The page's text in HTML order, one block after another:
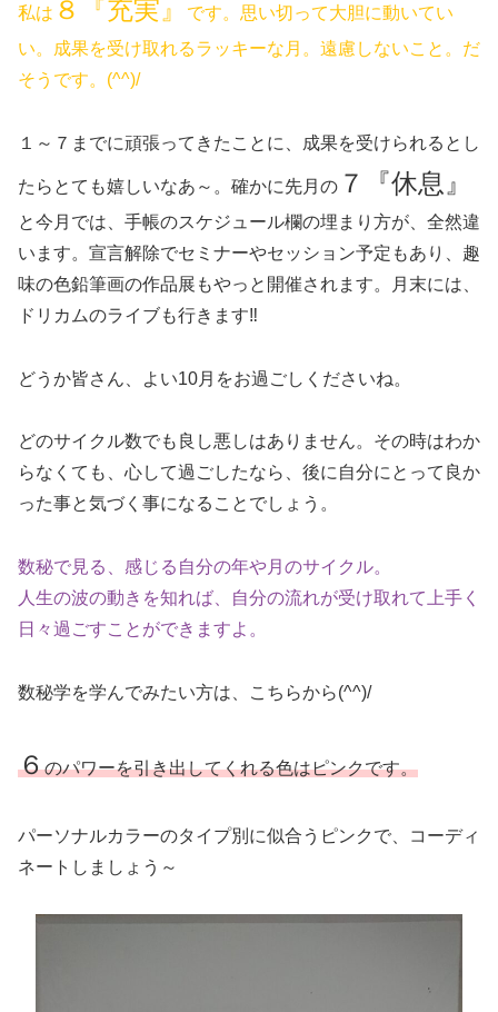
私は ８『充実』
です。思い切って大胆に動いてい
い。成果を受け取れるラッキーな月。遠慮しないこと。だ
そうです。(^^)/
１～７までに頑張ってきたことに、成果を受けられるとし
たらとても嬉しいなあ～。確かに先月の ７『休息』
と今月では、手帳のスケジュール欄の埋まり方が、全然違
います。宣言解除でセミナーやセッション予定もあり、趣
味の色鉛筆画の作品展もやっと開催されます。月末には、
ドリカムのライブも行きます‼
どうか皆さん、よい10月をお過ごしくださいね。
どのサイクル数でも良し悪しはありません。その時はわか
らなくても、心して過ごしたなら、後に自分にとって良か
った事と気づく事になることでしょう。
数秘で見る、感じる自分の年や月のサイクル。
人生の波の動きを知れば、自分の流れが受け取れて上手く
日々過ごすことができますよ。
数秘学を学んでみたい方は、こちらから(^^)/
６のパワーを引き出してくれる色はピンクです。
パーソナルカラーのタイプ別に似合うピンクで、コーディ
ネートしましょう～